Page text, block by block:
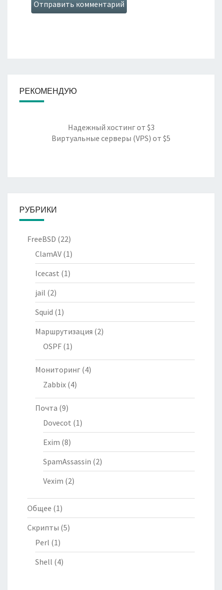
РЕКОМЕНДУЮ
Надежный хостингот $3
Виртуальные серверы (VPS) от $5
РУБРИКИ
FreeBSD (22)
ClamAV (1)
Icecast (1)
jail (2)
Squid (1)
Маршрутизация (2)
OSPF (1)
Мониторинг (4)
Zabbix (4)
Почта (9)
Dovecot (1)
Exim (8)
SpamAssassin (2)
Vexim (2)
Общее (1)
Скрипты (5)
Perl (1)
Shell (4)